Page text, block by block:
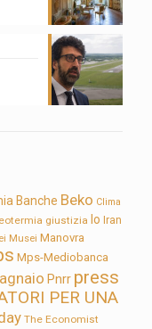
Banche Beko Clima
giustizia Io Iran
Musei Manovra
Mps-Mediobanca
Pnrr press
PER UNA
The Economist